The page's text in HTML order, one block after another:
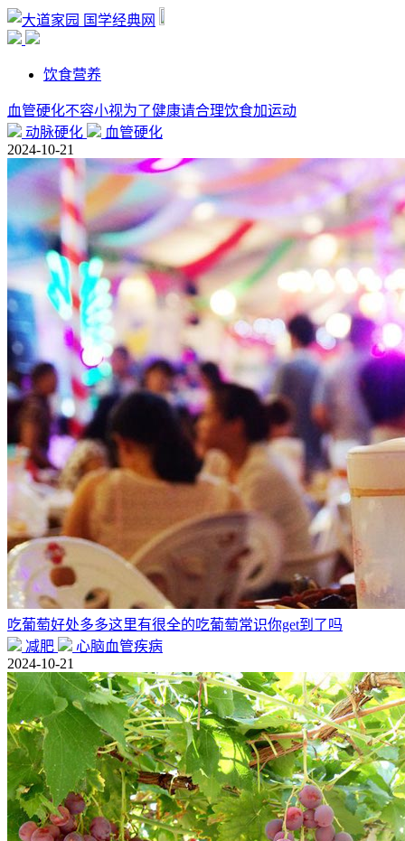
国学经典网
饮食营养
血管硬化不容小视为了健康请合理饮食加运动
动脉硬化
血管硬化
2024-10-21
吃葡萄好处多多这里有很全的吃葡萄常识你get到了吗
减肥
心脑血管疾病
2024-10-21